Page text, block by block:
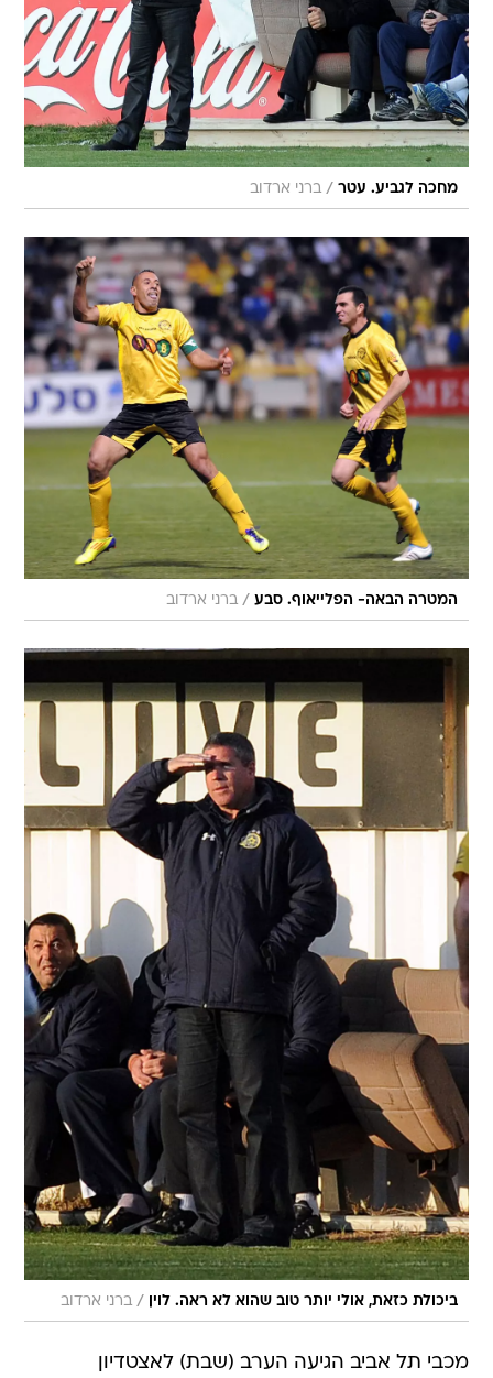
מחכה לגביע. עטר / ברני ארדוב
המטרה הבאה- הפלייאוף. סבע / ברני ארדוב
ביכולת כזאת, אולי יותר טוב שהוא לא ראה. לוין / ברני ארדוב
מכבי תל אביב הגיעה הערב (שבת) לאצטדיון